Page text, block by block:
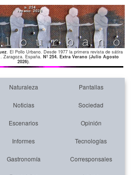
. El Pollo Urbano. Desde 1977 la primera revista de sátira
Zaragoza. España. Nº 254. Extra Verano (Julio Agosto
2026).
Naturaleza Pantallas
Noticias Sociedad
Escenarios Opinión
Informes Tecnologías
Gastronomía Corresponsales